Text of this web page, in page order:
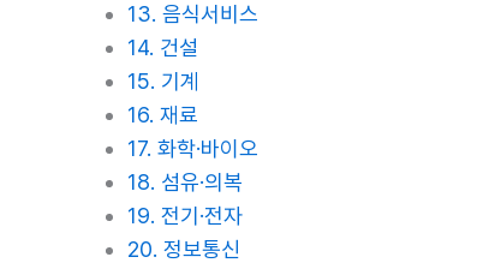
13. 음식서비스
14. 건설
15. 기계
16. 재료
17. 화학·바이오
18. 섬유·의복
19. 전기·전자
20. 정보통신